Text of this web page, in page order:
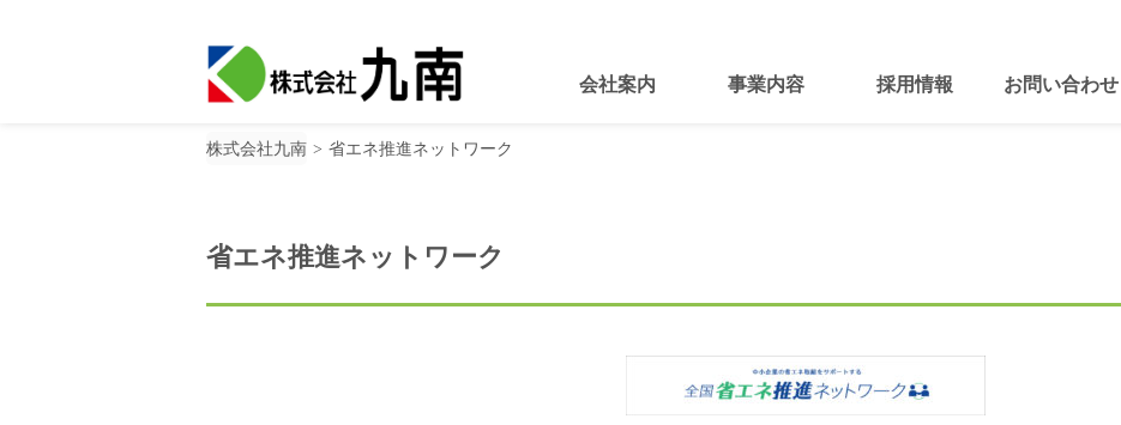
会社案内 事業内容 採用情報 お問い合わせ
株式会社九南 省エネ推進ネットワーク
省エネ推進ネットワーク